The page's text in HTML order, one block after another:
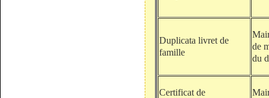
Duplicata livret de
famille
de
du
Certificat de